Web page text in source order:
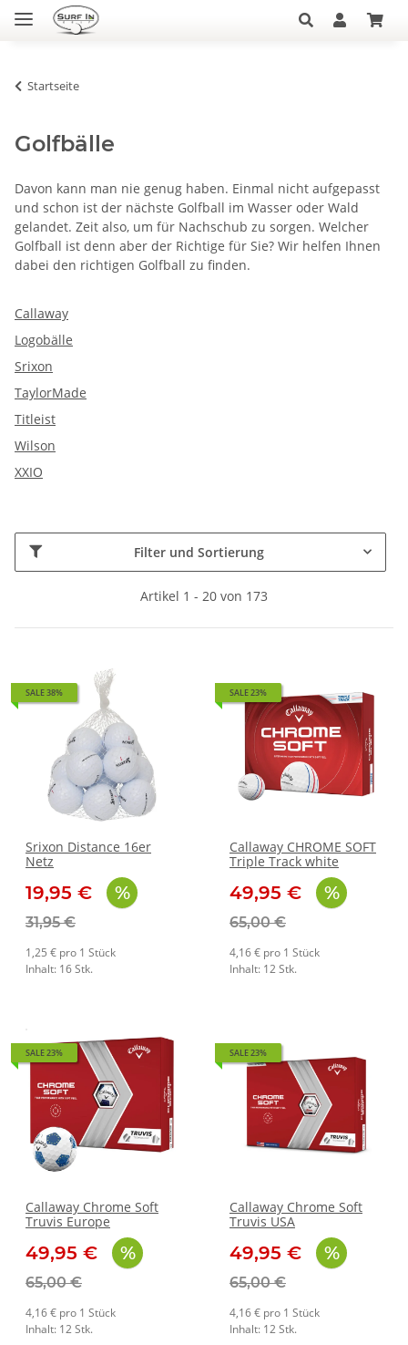
Startseite
Golfbälle
Davon kann man nie genug haben. Einmal nicht aufgepasst
und schon ist der nächste Golfball im Wasser oder Wald
gelandet. Zeit also, um für Nachschub zu sorgen. Welcher
Golfball ist denn aber der Richtige für Sie? Wir helfen Ihnen
dabei den richtigen Golfball zu finden.
Callaway
Logobälle
Srixon
TaylorMade
Titleist
Wilson
XXIO
Filter und Sortierung
Artikel 1 - 20 von 173
SALE 38%
Srixon Distance 16er
Netz
19,95 €
31,95 €
1,25 € pro 1 Stück
Inhalt: 16 Stk.
SALE 23%
Callaway CHROME SOFT
Triple Track white
49,95 €
65,00 €
4,16 € pro 1 Stück
Inhalt: 12 Stk.
SALE 23%
Callaway Chrome Soft
Truvis Europe
49,95 €
65,00 €
4,16 € pro 1 Stück
Inhalt: 12 Stk.
SALE 23%
Callaway Chrome Soft
Truvis USA
49,95 €
65,00 €
4,16 € pro 1 Stück
Inhalt: 12 Stk.